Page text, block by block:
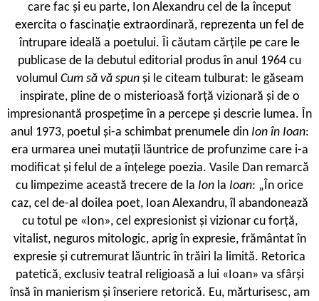
care fac și eu parte, Ion Alexandru cel de la început
exercita o fascinație extraordinară, reprezenta un fel de
întrupare ideală a poetului. Îi căutam cărțile pe care le
publicase de la debutul editorial produs în anul 1964 cu
volumul Cum să vă spun și le citeam tulburat: le găseam
inspirate, pline de o misterioasă forță vizionară și de o
impresionantă prospețime în a percepe și descrie lumea. În
anul 1973, poetul și-a schimbat prenumele din Ion în Ioan:
era urmarea unei mutații lăuntrice de profunzime care i-a
modificat și felul de a înțelege poezia. Vasile Dan remarcă
cu limpezime această trecere de la Ion la Ioan: „În orice
caz, cel de-al doilea poet, Ioan Alexandru, îl abandonează
cu totul pe «Ion», cel expresionist și vizionar cu forță,
vitalist, neguros mitologic, aprig în expresie, frământat în
expresie și cutremurat lăuntric în trăiri la limită. Retorica
patetică, exclusiv teatral religioasă a lui «Ioan» va sfârși
însă în manierism și înseriere retorică. Eu, mărturisesc, am